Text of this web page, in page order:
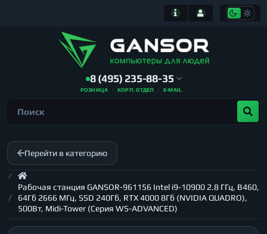
8 (495) 235-88-35
РОЗНИЦА КОРП. ОТДЕЛ E-MAIL
Перейти в категорию
Рабочая станция GANSOR-961156 Intel i9-10900 2.8 ГГц, B460,
64Гб 2666 МГц, SSD 240Гб, RTX 4000 8Гб (NVIDIA QUADRO),
500Вт, Midi-Tower (Серия WS-ADVANCED)